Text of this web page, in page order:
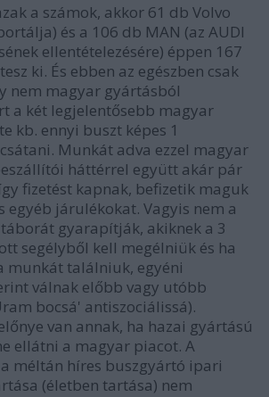
a számok, akkor 61 db Volvo
és a 106 db MAN (az AUDI
ellentételezésére) éppen 167
ki. És ebben az egészben csak
nem magyar gyártásból
a két legjelentősebb magyar
kb. ennyi buszt képes 1
Munkát adva ezzel magyar
háttérrel együtt akár pár
fizetést kapnak, befizetik maguk
egyéb járulékokat. Vagyis nem a
gyarapítják, akiknek a 3
segélyből kell megélniük és ha
munkát találniuk, egyéni
válnak előbb vagy utóbb
bocsá' antiszociálissá).
van annak, ha hazai gyártású
ellátni a magyar piacot. A
méltán híres buszgyártó ipari
(életben tartása) nem